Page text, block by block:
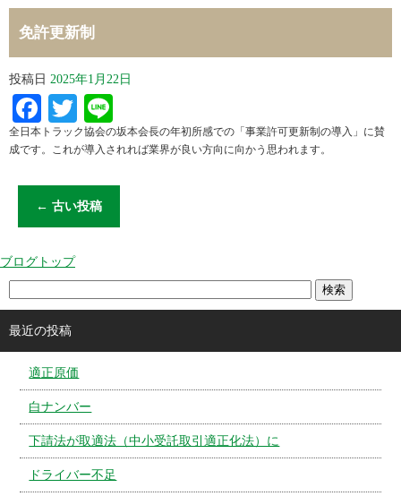
免許更新制
投稿日 2025年1月22日
Facebook
Twitter
全日本トラック協会の坂本会長の年初所感での「事業許可更新制の導入」に賛
成です。これが導入されれば業界が良い方向に向かう思われます。
← 古い投稿
ブログトップ
最近の投稿
適正原価
白ナンバー
下請法が取適法（中小受託取引適正化法）に
ドライバー不足